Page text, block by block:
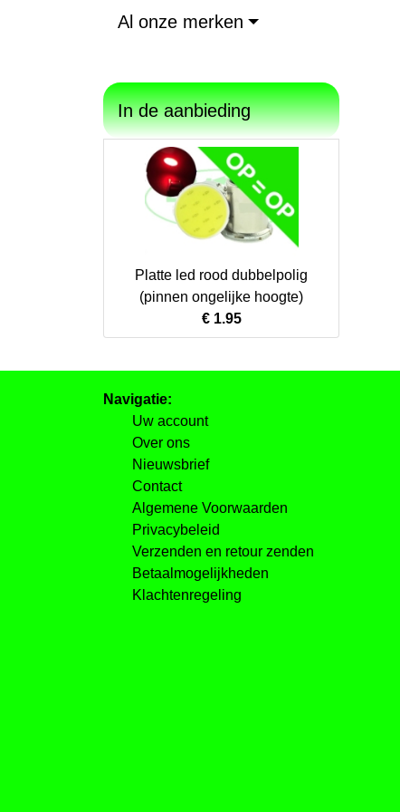
Al onze merken
In de aanbieding
Platte led rood dubbelpolig
(pinnen ongelijke hoogte)
€ 1.95
Navigatie:
Uw account
Over ons
Nieuwsbrief
Contact
Algemene Voorwaarden
Privacybeleid
Verzenden en retour zenden
Betaalmogelijkheden
Klachtenregeling